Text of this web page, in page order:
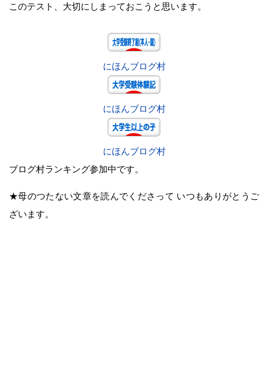
このテスト、大切にしまっておこうと思います。
にほんブログ村
にほんブログ村
にほんブログ村
ブログ村ランキング参加中です。
★母のつたない文章を読んでくださって いつもありがとうご
ざいます。